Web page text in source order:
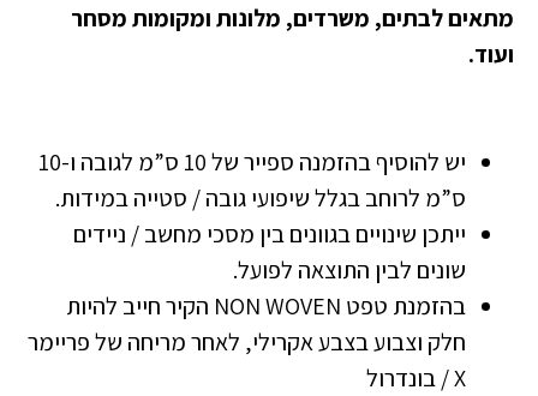
מתאים לבתים, משרדים, מלונות ומקומות מסחר
ועוד.
יש להוסיף בהזמנה ספייר של 10 ס”מ לגובה ו-10
ס”מ לרוחב בגלל שיפועי גובה / סטייה במידות.
ייתכן שינויים בגוונים בין מסכי מחשב / ניידים
שונים לבין התוצאה לפועל.
בהזמנת טפט NON WOVEN הקיר חייב להיות
חלק וצבוע בצבע אקרילי, לאחר מריחה של פריימר
X / בונדרול